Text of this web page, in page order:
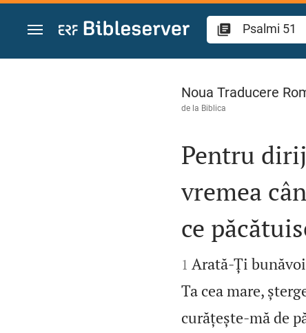
Sari la conținut
Psalmi 51
Noua Traducere
de la Biblica

Pentru
vremea
ce

1 Arată‑Ți
Ta cea mare,
curățește‑mă de